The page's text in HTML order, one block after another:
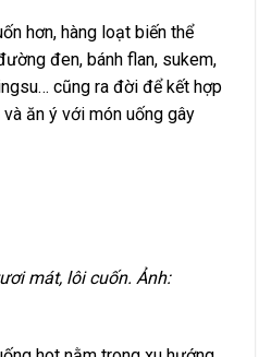
hơn, hàng loạt biến thể
đen, bánh flan, sukem,
cũng ra đời để kết hợp
ăn ý với món uống gây
mát, lôi cuốn. Ảnh: